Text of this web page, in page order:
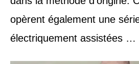
opèrent également une
électriquement assistées …